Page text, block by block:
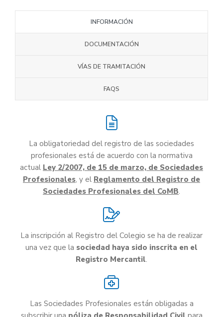
INFORMACIÓN
DOCUMENTACIÓN
VÍAS DE TRAMITACIÓN
FAQS
La obligatoriedad del registro de las sociedades
profesionales está de acuerdo con la normativa
actual Ley 2/2007, de 15 de marzo, de Sociedades
Profesionales, y el Reglamento del Registro de
Sociedades Profesionales del CoMB.
La inscripción al Registro del Colegio se ha de realizar
una vez que la sociedad haya sido inscrita en el
Registro Mercantil.
Las Sociedades Profesionales están obligadas a